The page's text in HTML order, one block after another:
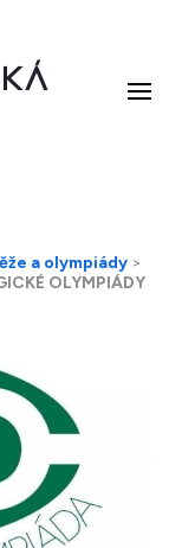
a olympiády >
OLYMPIÁDY